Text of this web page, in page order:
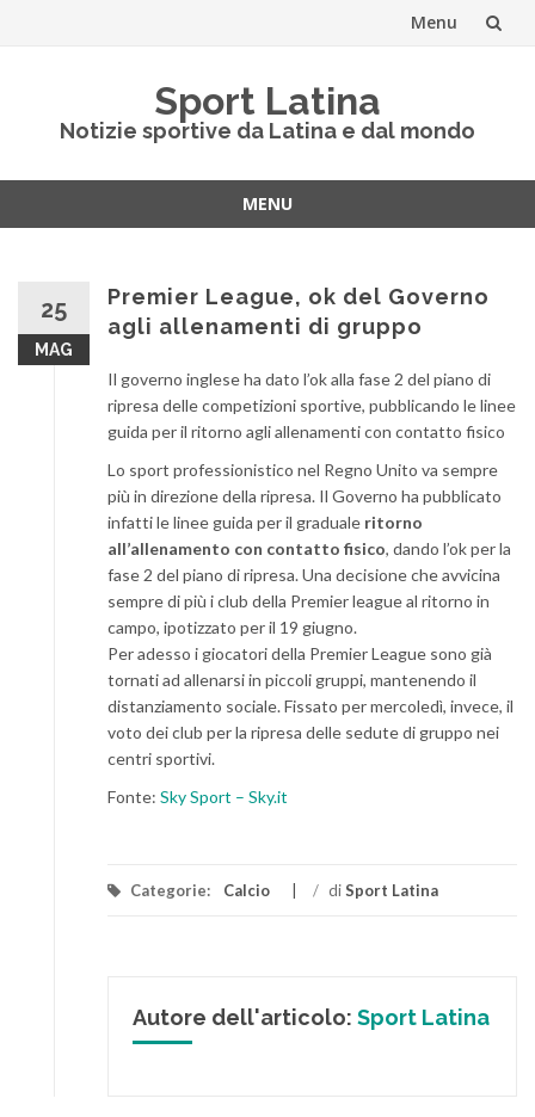
Menu
Sport Latina
Notizie sportive da Latina e dal mondo
MENU
25
MAG
Premier League, ok del Governo
agli allenamenti di gruppo
Il governo inglese ha dato l’ok alla fase 2 del piano di
ripresa delle competizioni sportive, pubblicando le linee
guida per il ritorno agli allenamenti con contatto fisico
Lo sport professionistico nel Regno Unito va sempre
più in direzione della ripresa. Il Governo ha pubblicato
infatti le linee guida per il graduale ritorno
all’allenamento con contatto fisico, dando l’ok per la
fase 2 del piano di ripresa. Una decisione che avvicina
sempre di più i club della Premier league al ritorno in
campo, ipotizzato per il 19 giugno.
Per adesso i giocatori della Premier League sono già
tornati ad allenarsi in piccoli gruppi, mantenendo il
distanziamento sociale. Fissato per mercoledì, invece, il
voto dei club per la ripresa delle sedute di gruppo nei
centri sportivi.
Fonte: Sky Sport – Sky.it
Categorie: Calcio / diSport Latina
Autore dell'articolo: Sport Latina